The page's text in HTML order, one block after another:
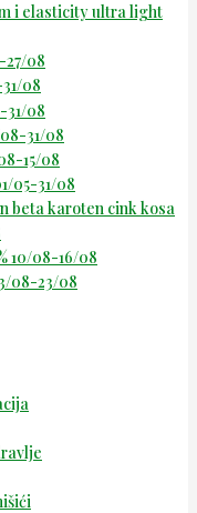
i elasticity ultra light
27/08
08
31/08
31/08
15/08
05-31/08
beta karoten cink kosa
10/08-16/08
08-23/08